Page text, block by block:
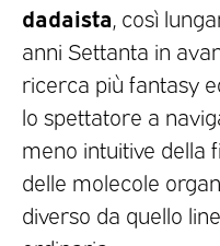
dadaista , così
anni Settanta in
ricerca più fantasy
lo spettatore a
meno intuitive della
delle molecole
diverso da quello